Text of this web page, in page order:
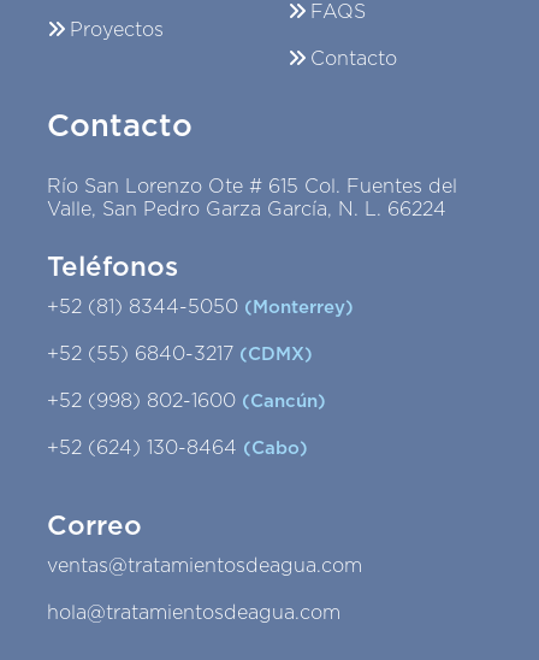
Proyectos
FAQS
Contacto
Contacto
Río San Lorenzo Ote # 615 Col. Fuentes del
Valle, San Pedro Garza García, N. L. 66224
Teléfonos
+52 (81) 8344-5050 (Monterrey)
+52 (55) 6840-3217 (CDMX)
+52 (998) 802-1600 (Cancún)
+52 (624) 130-8464 (Cabo)
Correo
ventas@tratamientosdeagua.com
hola@tratamientosdeagua.com